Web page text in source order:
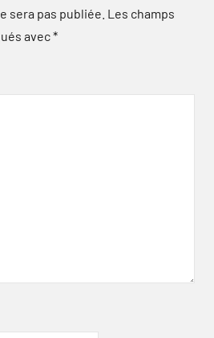
sera pas publiée. Les champs
avec*